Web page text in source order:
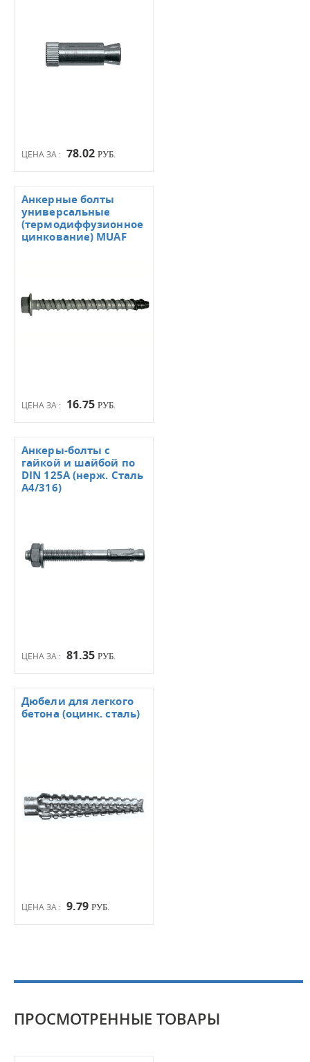
ЦЕНА ЗА : 78.02 РУБ.
ЦЕНА ЗА : 16.75 РУБ.
Анкерные болты
универсальные
(термодиффузионное
цинкование) MUAF
ЦЕНА ЗА : 81.35 РУБ.
Анкеры-болты с
гайкой и шайбой по
DIN 125А (нерж. Сталь
А4/316)
ЦЕНА ЗА : 9.79 РУБ.
Дюбели для легкого
бетона (оцинк. сталь)
ПРОСМОТРЕННЫЕ ТОВАРЫ